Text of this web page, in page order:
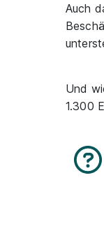
Auch
Und
1.300